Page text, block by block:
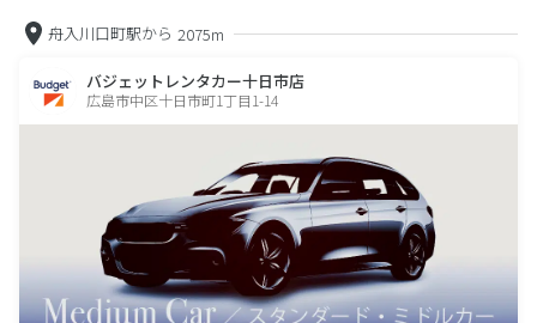
舟入川口町駅から 2075m
バジェットレンタカー十日市店
広島市中区十日市町1丁目1-14